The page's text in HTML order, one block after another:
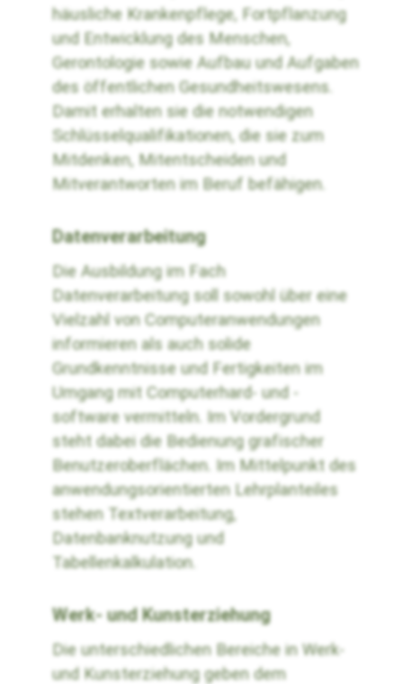
häusliche Krankenpflege, Fortpflanzung
und Entwicklung des Menschen,
Gerontologie sowie Aufbau und Aufgaben
des öffentlichen Gesundheitswesens.
Damit erhalten sie die notwendigen
Schlüsselqualifikationen, die sie zum
Mitdenken, Mitentscheiden und
Mitverantworten im Beruf befähigen.
Datenverarbeitung
Die Ausbildung im Fach
Datenverarbeitung soll sowohl über eine
Vielzahl von Computeranwendungen
informieren als auch solide
Grundkenntnisse und Fertigkeiten im
Umgang mit Computerhard- und -
software vermitteln. Im Vordergrund
steht dabei die Bedienung grafischer
Benutzeroberflächen. Im Mittelpunkt des
anwendungsorientierten Lehrplanteiles
stehen Textverarbeitung,
Datenbanknutzung und
Tabellenkalkulation.
Werk- und Kunsterziehung
Die unterschiedlichen Bereiche in Werk-
und Kunsterziehung geben dem